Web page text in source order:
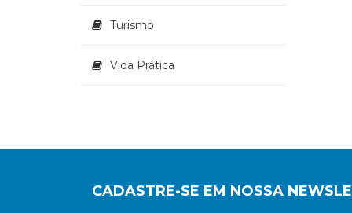
Turismo
Vida Prática
CADASTRE-SE EM NOSSA